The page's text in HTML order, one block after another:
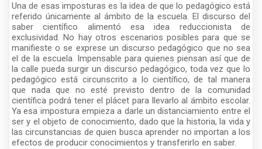
Una de esas imposturas es la idea de que lo pedagógico está
referido únicamente al ámbito de la escuela. El discurso del
saber científico alimentó esa idea reduccionista de
exclusividad. No hay otros escenarios posibles para que se
manifieste o se exprese un discurso pedagógico que no sea
el de la escuela. Impensable para quienes piensan así que de
la calle pueda surgir un discurso pedagógico, toda vez que lo
pedagógico está circunscrito a lo científico, de tal manera
que nada que no esté previsto dentro de la comunidad
científica podrá tener el plácet para llevarlo al ámbito escolar.
Ya esa impostura empieza a darle un distanciamiento entre el
ser y el objeto de conocimiento, dado que la historia, la vida y
las circunstancias de quien busca aprender no importan a los
efectos de producir conocimientos y transferirlo en saber.